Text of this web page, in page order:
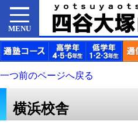
MENU
一つ前のページへ戻る
横浜校舎